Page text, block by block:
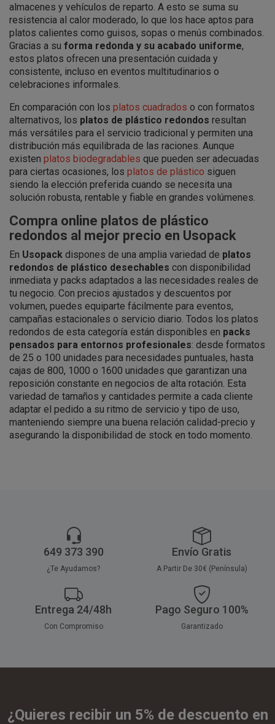
almacenes y vehículos de reparto. A esto se suma su
resistencia al calor moderado, lo que los hace aptos para
platos calientes como guisos, sopas o menús combinados.
Gracias a su forma redonda y su acabado uniforme,
estos platos ofrecen una presentación cuidada y
consistente, incluso en eventos multitudinarios o
celebraciones informales.
En comparación con los platos cuadrados o con formatos
alternativos, los platos de plástico redondos resultan
más versátiles para el servicio tradicional y permiten una
distribución más equilibrada de las raciones. Aunque
existen platos biodegradables que pueden ser adecuadas
para ciertas ocasiones, los platos de plástico siguen
siendo la elección preferida cuando se necesita una
solución robusta, rentable y fiable en grandes volúmenes.
Compra online platos de plástico
redondos al mejor precio en Usopack
En Usopack dispones de una amplia variedad de platos
redondos de plástico desechables con disponibilidad
inmediata y packs adaptados a las necesidades reales de
tu negocio. Con precios ajustados y descuentos por
volumen, puedes equiparte fácilmente para eventos,
campañas estacionales o servicio diario. Todos los platos
redondos de esta categoría están disponibles en packs
pensados para entornos profesionales: desde formatos
de 25 o 100 unidades para necesidades puntuales, hasta
cajas de 800, 1000 o 1600 unidades que garantizan una
reposición constante en negocios de alta rotación. Esta
variedad de tamaños y cantidades permite a cada cliente
adaptar el pedido a su ritmo de servicio y tipo de uso,
manteniendo siempre una buena relación calidad-precio y
asegurando la disponibilidad de stock en todo momento.
649 373 390
¿Te Ayudamos?
Envío Gratis
A Partir De 30€ (Península)
Entrega 24/48h
Con Compromiso
Pago Seguro 100%
Garantizado
¿Quieres recibir un 5% de descuento en